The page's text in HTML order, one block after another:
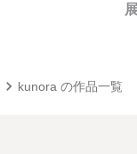
kunora の作品一覧